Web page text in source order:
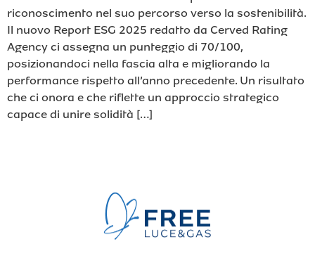
riconoscimento nel suo percorso verso la sostenibilità.
Il nuovo Report ESG 2025 redatto da Cerved Rating
Agency ci assegna un punteggio di 70/100,
posizionandoci nella fascia alta e migliorando la
performance rispetto all’anno precedente. Un risultato
che ci onora e che riflette un approccio strategico
capace di unire solidità […]